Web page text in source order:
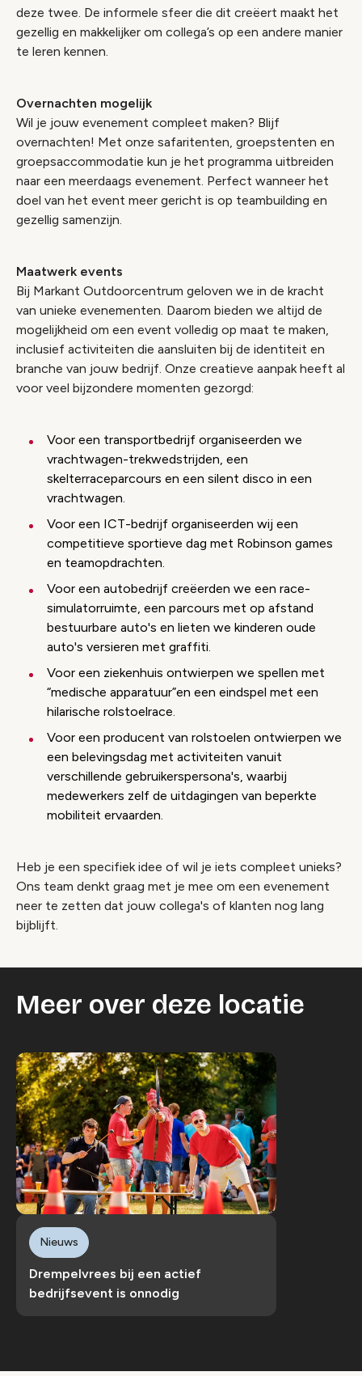
deze twee. De informele sfeer die dit creëert maakt het
gezellig en makkelijker om collega’s op een andere manier
te leren kennen.
Overnachten mogelijk
Wil je jouw evenement compleet maken? Blijf
overnachten! Met onze safaritenten, groepstenten en
groepsaccommodatie kun je het programma uitbreiden
naar een meerdaags evenement. Perfect wanneer het
doel van het event meer gericht is op teambuilding en
gezellig samenzijn.
Maatwerk events
Bij Markant Outdoorcentrum geloven we in de kracht
van unieke evenementen. Daarom bieden we altijd de
mogelijkheid om een event volledig op maat te maken,
inclusief activiteiten die aansluiten bij de identiteit en
branche van jouw bedrijf. Onze creatieve aanpak heeft al
voor veel bijzondere momenten gezorgd:
Voor een transportbedrijf organiseerden we
vrachtwagen-trekwedstrijden, een
skelterraceparcours en een silent disco in een
vrachtwagen.
Voor een ICT-bedrijf organiseerden wij een
competitieve sportieve dag met Robinson games
en teamopdrachten.
Voor een autobedrijf creëerden we een race-
simulatorruimte, een parcours met op afstand
bestuurbare auto's en lieten we kinderen oude
auto's versieren met graffiti.
Voor een ziekenhuis ontwierpen we spellen met
“medische apparatuur”en een eindspel met een
hilarische rolstoelrace.
Voor een producent van rolstoelen ontwierpen we
een belevingsdag met activiteiten vanuit
verschillende gebruikerspersona's, waarbij
medewerkers zelf de uitdagingen van beperkte
mobiliteit ervaarden.
Heb je een specifiek idee of wil je iets compleet unieks?
Ons team denkt graag met je mee om een evenement
neer te zetten dat jouw collega's of klanten nog lang
bijblijft.
Meer over deze locatie
Drempelvrees bij een actief
bedrijfsevent is onnodig
Nieuws